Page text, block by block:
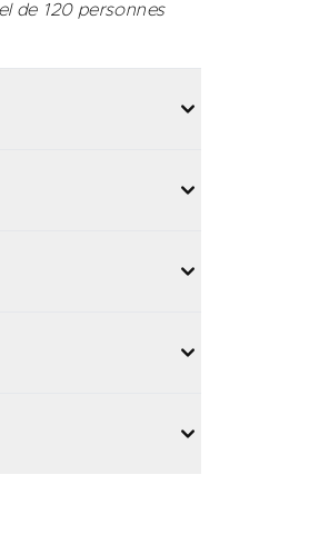
de 120 personnes